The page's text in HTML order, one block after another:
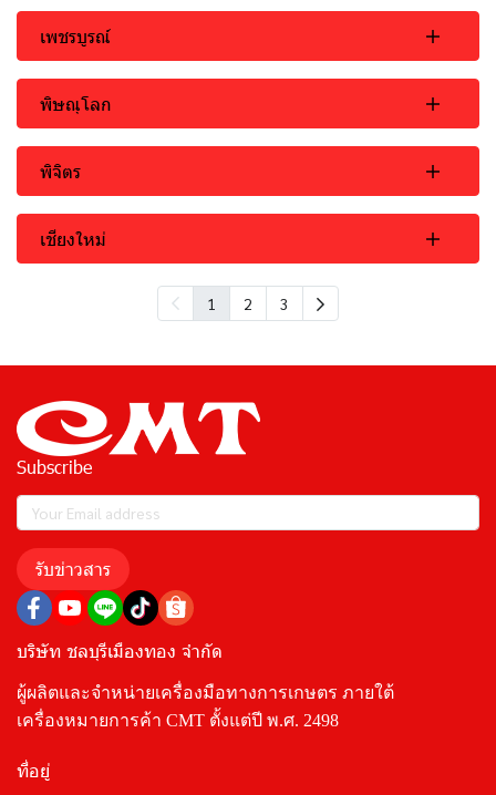
เพชรบูรณ์
พิษณุโลก
พิจิตร
เชียงใหม่
1 2 3
Subscribe
รับข่าวสาร
บริษัท ชลบุรีเมืองทอง จำกัด
ผู้ผลิตและจำหน่ายเครื่องมือทางการเกษตร ภายใต้
เครื่องหมายการค้า CMT ตั้งแต่ปี พ.ศ. 2498
ที่อยู่